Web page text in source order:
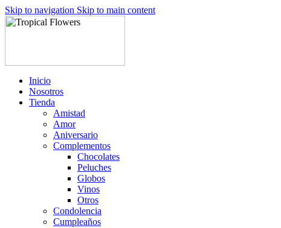
Skip to navigation Skip to main content
Inicio
Nosotros
Tienda
Amistad
Amor
Aniversario
Complementos
Chocolates
Peluches
Globos
Vinos
Otros
Condolencia
Cumpleaños